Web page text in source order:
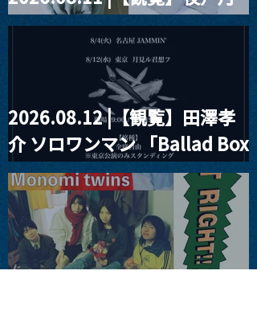
見ル君想フpre. Sugar Shock
2026.08.12 |【観覧】田澤孝
介 ソロワンマン 「Ballad Box
2026」